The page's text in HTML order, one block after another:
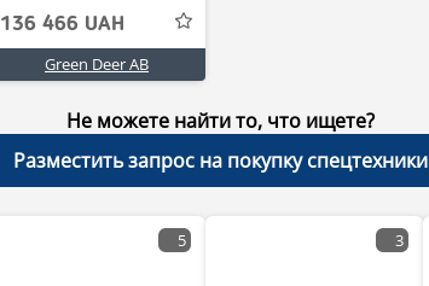
136 466 UAH
Green Deer AB
Не можете найти то, что ищете?
Разместить запрос на покупку спецтехники
5 3